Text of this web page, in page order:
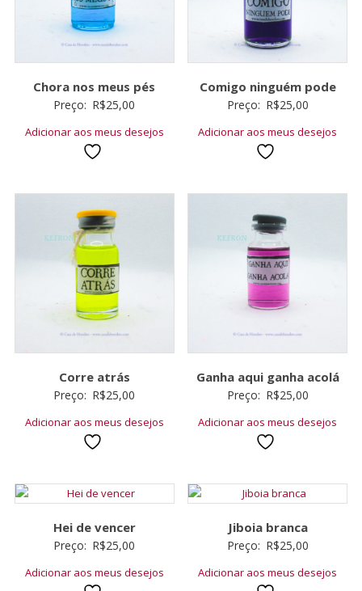
Chora nos meus pés
Preço: R$25,00
Adicionar aos meus desejos
Comigo ninguém pode
Preço: R$25,00
Adicionar aos meus desejos
Corre atrás
Preço: R$25,00
Adicionar aos meus desejos
Ganha aqui ganha acolá
Preço: R$25,00
Adicionar aos meus desejos
Hei de vencer
Preço: R$25,00
Adicionar aos meus desejos
Jiboia branca
Preço: R$25,00
Adicionar aos meus desejos